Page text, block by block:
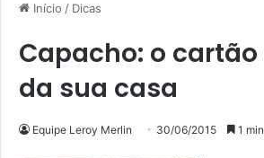
Início / Dicas
Capacho: o
da sua casa
Equipe Leroy Merlin 30/06/2015 1